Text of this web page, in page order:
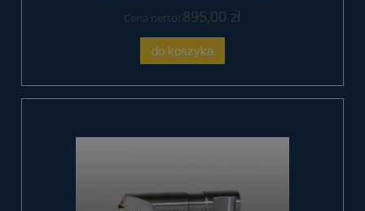
Cena netto: 895,00 zł
do koszyka